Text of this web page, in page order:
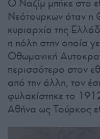
Ο Ναζίμ μπήκε στο
Νεότουρκων όταν η
κυριαρχία της
η πόλη στην οποία
Οθωμανική
περισσότερο στον
από την άλλη, τον
φυλακίστηκε το
Αθήνα ως Τούρκος